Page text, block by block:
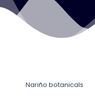
Nariño botanicals